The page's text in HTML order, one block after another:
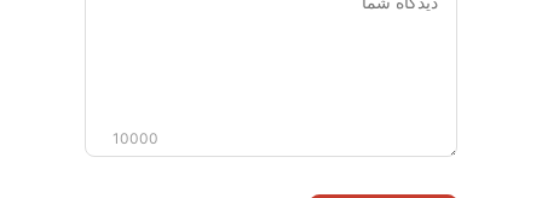
10000